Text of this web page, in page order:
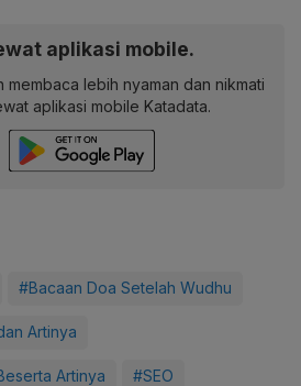
aplikasi mobile.
membaca lebih nyaman dan nikmati
aplikasi mobile Katadata.
#Bacaan Doa Setelah Wudhu
Artinya
Artinya #SEO